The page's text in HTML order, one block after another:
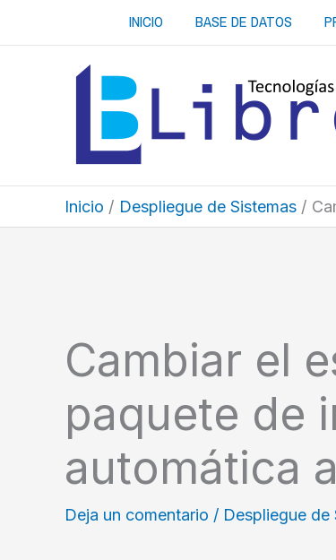
INICIO BASE DE DATOS
Inicio Despliegue de Sistemas
Cambiar el
paquete de
automática
Deja un comentario / Despliegue de